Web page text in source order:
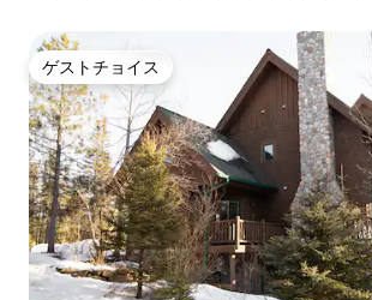
ゲストチョイス
ゲストチョイス